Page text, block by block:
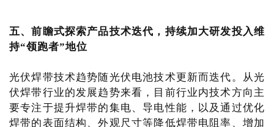
五、前瞻式探索产品技术迭代，持续加大研发投入维
持“领跑者”地位
光伏焊带技术趋势随光伏电池技术更新而迭代。从光
伏焊带行业的发展趋势来看，目前行业内技术方向主
要专注于提升焊带的集电、导电性能，以及通过优化
焊带的表面结构、外观尺寸等降低焊带电阻率、增加